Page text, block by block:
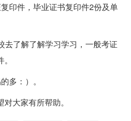
印件，毕业证书复印件2份及单
去了解了解学习学习，一般考证
多：）。
大家有所帮助。